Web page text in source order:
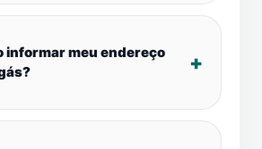
informar meu endereço